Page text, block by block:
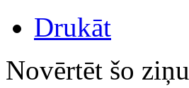
Drukāt
Novērtēt šo ziņu